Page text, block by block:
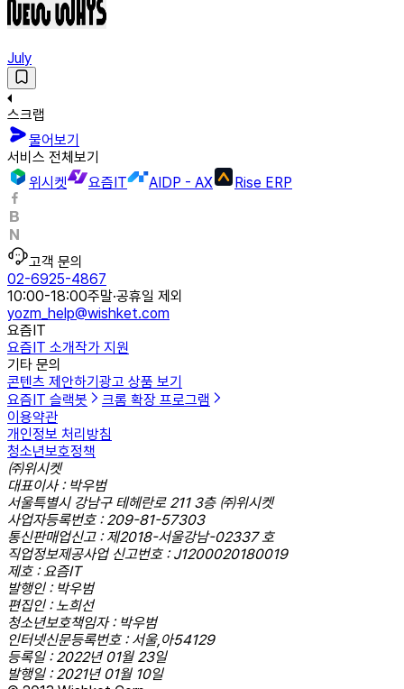
July
스크랩
물어보기
서비스 전체보기
위시켓
요즘IT AIDP - AX Rise ERP
고객 문의
02-6925-4867
10:00-18:00주말·공휴일 제외
yozm_help@wishket.com
요즘IT
요즘IT 소개작가 지원
기타 문의
콘텐츠 제안하기 광고 상품 보기
요즘IT 슬랙봇
크롬 확장 프로그램
이용약관
개인정보 처리방침
청소년보호정책
㈜위시켓
대표이사 : 박우범
서울특별시 강남구 테헤란로 211 3층 ㈜위시켓
사업자등록번호 : 209-81-57303
통신판매업신고 : 제2018-서울강남-02337 호
직업정보제공사업 신고번호 : J1200020180019
제호 : 요즘IT
발행인 : 박우범
편집인 : 노희선
청소년보호책임자 : 박우범
인터넷신문등록번호 : 서울,아54129
등록일 : 2022년 01월 23일
발행일 : 2021년 01월 10일